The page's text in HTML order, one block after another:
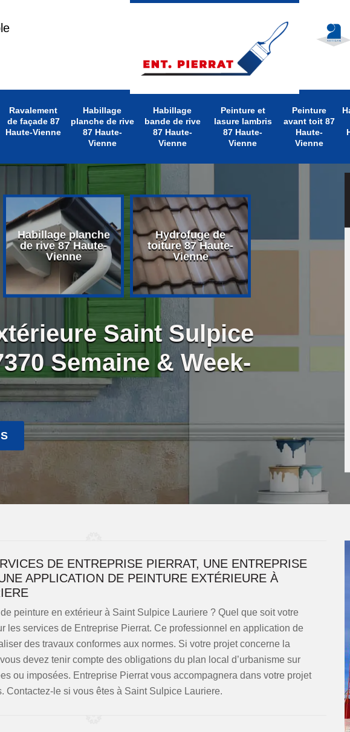
Ravalement
de façade 87
Haute-Vienne
Habillage
planche de rive
87 Haute-
Vienne
Habillage
bande de rive
87 Haute-
Vienne
Peinture et
lasure lambris
87 Haute-
Vienne
Peinture
avant toit 87
Haute-
Vienne
Habillage planche
de rive 87 Haute-
Vienne
Hydrofuge de
toiture 87 Haute-
Vienne
toiture 87
Saint Sulpice
Semaine & Week-
DE ENTREPRISE PIERRAT, UNE ENTREPRISE
APPLICATION DE PEINTURE EXTÉRIEURE À
peinture en extérieur à Saint Sulpice Lauriere ? Quel que soit votre
les services de Entreprise Pierrat. Ce professionnel en application de
des travaux conformes aux normes. Si votre projet concerne la
devez tenir compte des obligations du plan local d’urbanisme sur
ou imposées. Entreprise Pierrat vous accompagnera dans votre projet
Contactez-le si vous êtes à Saint Sulpice Lauriere.